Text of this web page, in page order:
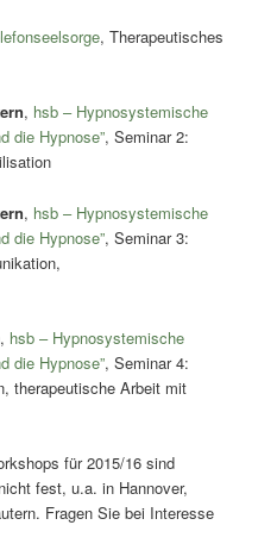
, Therapeutisches
, hsb – Hypnosystemische
die Hypnose”, Seminar 2:
, hsb – Hypnosystemische
die Hypnose”, Seminar 3:
hsb – Hypnosystemische
die Hypnose”, Seminar 4:
therapeutische Arbeit mit
für 2015/16 sind
fest, u.a. in Hannover,
Fragen Sie bei Interesse